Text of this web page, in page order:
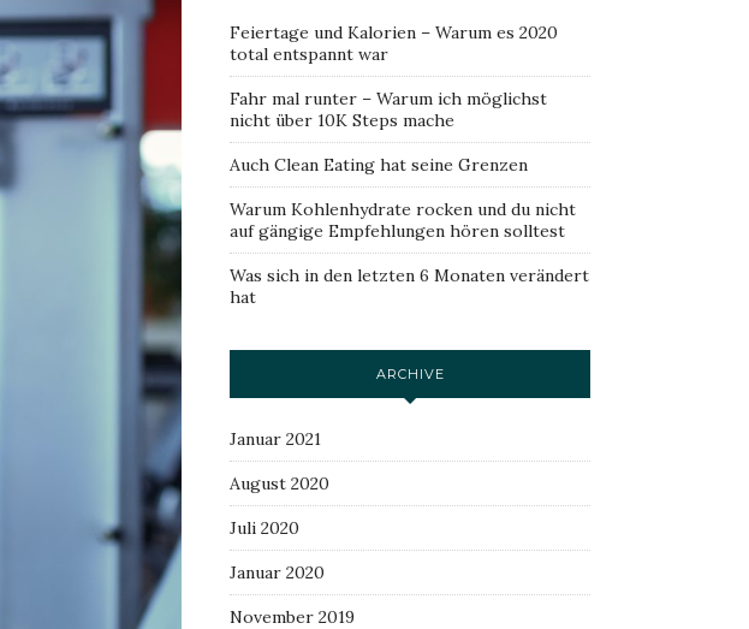
Feiertage und Kalorien – Warum es 2020
total entspannt war
Fahr mal runter – Warum ich möglichst
nicht über 10K Steps mache
Auch Clean Eating hat seine Grenzen
Warum Kohlenhydrate rocken und du nicht
auf gängige Empfehlungen hören solltest
Was sich in den letzten 6 Monaten verändert
hat
ARCHIVE
Januar 2021
August 2020
Juli 2020
Januar 2020
November 2019